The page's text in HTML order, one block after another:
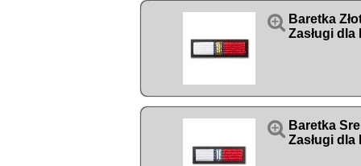
 Baretka
Zasługi dla
 Baretka
Zasługi dla